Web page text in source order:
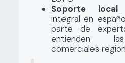
Soporte
integral en
parte de
entienden
comerciales